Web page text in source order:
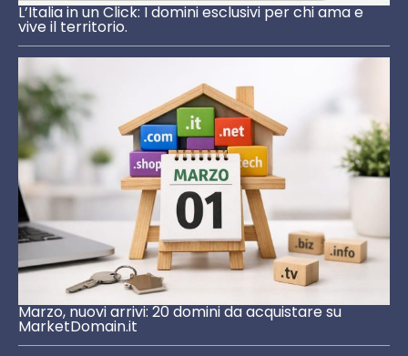
L’Italia in un Click: I domini esclusivi per chi ama e
vive il territorio.
Marzo, nuovi arrivi: 20 domini da acquistare su
MarketDomain.it